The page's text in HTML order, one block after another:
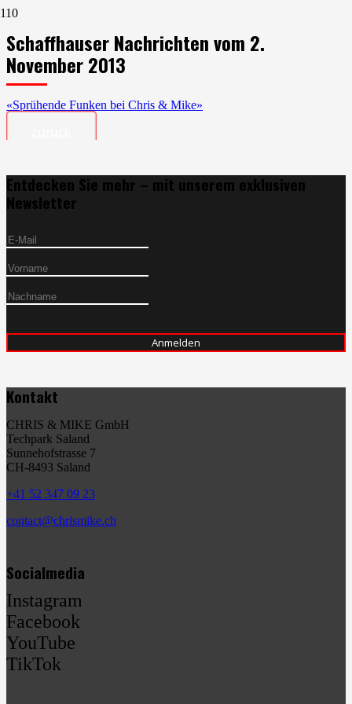
Schaffhauser Nachrichten vom 2.
November 2013
«Sprühende Funken bei Chris & Mike»
Entdecken Sie mehr – mit unserem exklusiven
Newsletter
Kontakt
CHRIS & MIKE GmbH
Techpark Saland
Sunnehofstrasse 7
CH-8493 Saland
+41 52 347 09 23
contact@chrismike.ch
Socialmedia
Instagram
Facebook
YouTube
TikTok